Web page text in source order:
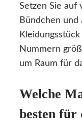
Setzen Sie auf
Bündchen und
Nummern
um Raum für
Welche
besten für